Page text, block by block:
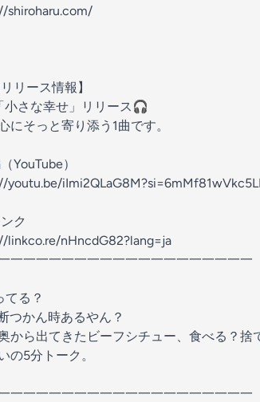
リース情報】
小さな幸せ」リリース🎧
にそっと寄り添う1曲です。
YouTube）
ク
nHncdG82?lang=ja
一一一一一一一一一一一一一一一一一一一
てる？
つかん時あるやん？
から出てきたビーフシチュー、食べる？捨
の5分トーク。
一一一一一一一一一一一一一一一一一一一